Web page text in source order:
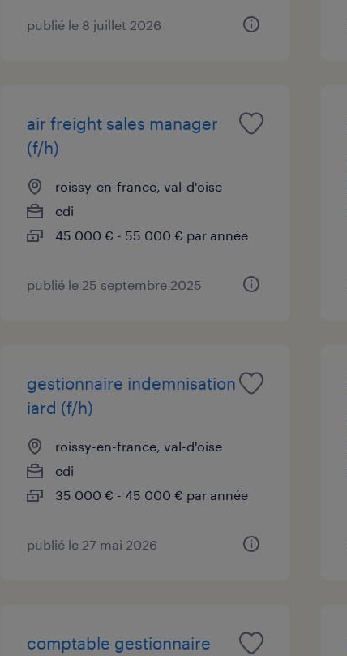
publié le 8 juillet 2026
air freight sales manager
(f/h)
roissy-en-france, val-d'oise
cdi
45 000 € - 55 000 € par année
publié le 25 septembre 2025
gestionnaire indemnisation
iard (f/h)
roissy-en-france, val-d'oise
cdi
35 000 € - 45 000 € par année
publié le 27 mai 2026
comptable gestionnaire